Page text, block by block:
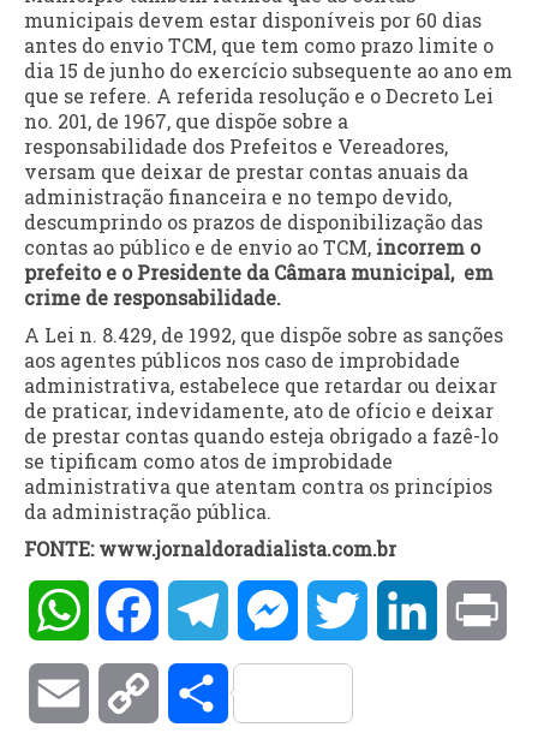
municipais devem estar disponíveis por 60 dias
antes do envio TCM, que tem como prazo limite o
dia 15 de junho do exercício subsequente ao ano em
que se refere. A referida resolução e o Decreto Lei
no. 201, de 1967, que dispõe sobre a
responsabilidade dos Prefeitos e Vereadores,
versam que deixar de prestar contas anuais da
administração financeira e no tempo devido,
descumprindo os prazos de disponibilização das
contas ao público e de envio ao TCM, incorrem o
prefeito e o Presidente da Câmara municipal, em
crime de responsabilidade.
A Lei n. 8.429, de 1992, que dispõe sobre as sanções
aos agentes públicos nos caso de improbidade
administrativa, estabelece que retardar ou deixar
de praticar, indevidamente, ato de ofício e deixar
de prestar contas quando esteja obrigado a fazê-lo
se tipificam como atos de improbidade
administrativa que atentam contra os princípios
da administração pública.
FONTE: www.jornaldoradialista.com.br
WhatsAppFacebookTelegramMessengerTwitter LinkedIn
Email Copy Compartilhar